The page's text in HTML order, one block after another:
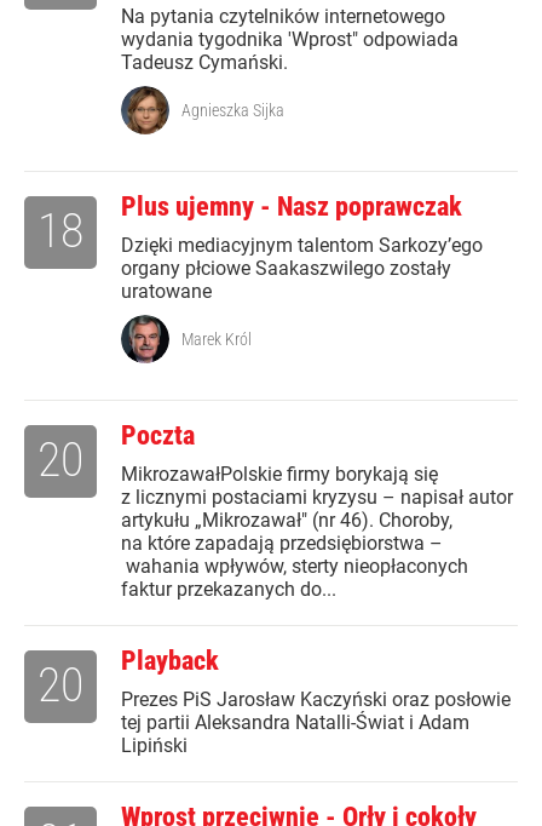
Na pytania czytelników internetowego
wydania tygodnika 'Wprost" odpowiada
Tadeusz Cymański.
Agnieszka Sijka
Plus ujemny - Nasz poprawczak
Dzięki mediacyjnym talentom Sarkozy’ego
organy płciowe Saakaszwilego zostały
uratowane
18
Marek Król
Poczta
MikrozawałPolskie firmy borykają się
z licznymi postaciami kryzysu – napisał autor
artykułu „Mikrozawał" (nr 46). Choroby,
na które zapadają przedsiębiorstwa –
wahania wpływów, sterty nieopłaconych
faktur przekazanych do...
20
Playback
Prezes PiS Jarosław Kaczyński oraz posłowie
tej partii Aleksandra Natalli-Świat i Adam
Lipiński
20
Wprost przeciwnie - Orły i cokoły